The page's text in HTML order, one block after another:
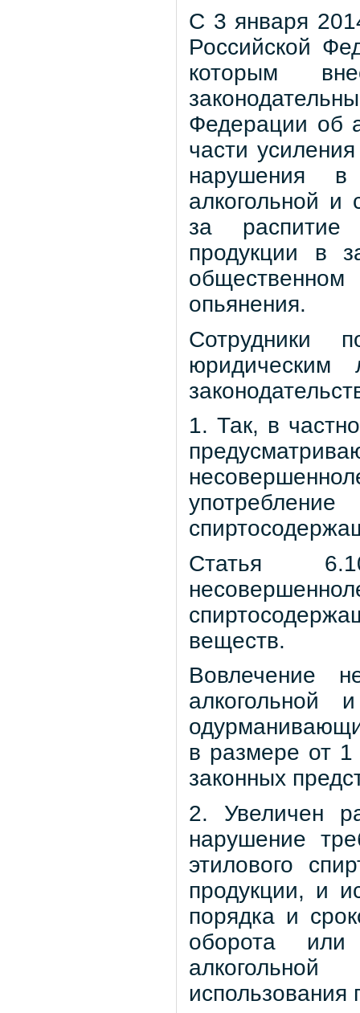
С 3 января
Российской
которым
Федерации об
части
нарушения
алкогольной и
за распитие
продукции в
опьянения.
Сотрудники
1. Так, в
Статья
веществ.
Вовлечение
алкогольной
в размере от
законных
2. Увеличен
нарушение
этилового
продукции, и
порядка и
оборота или